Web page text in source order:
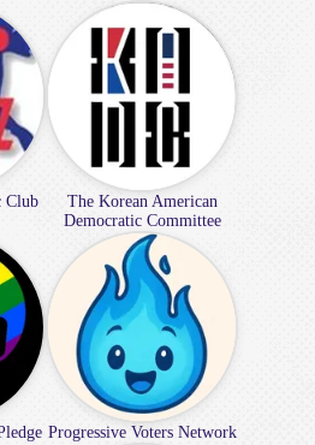
Club
The Korean American
Democratic Committee
Progressive Voters Network